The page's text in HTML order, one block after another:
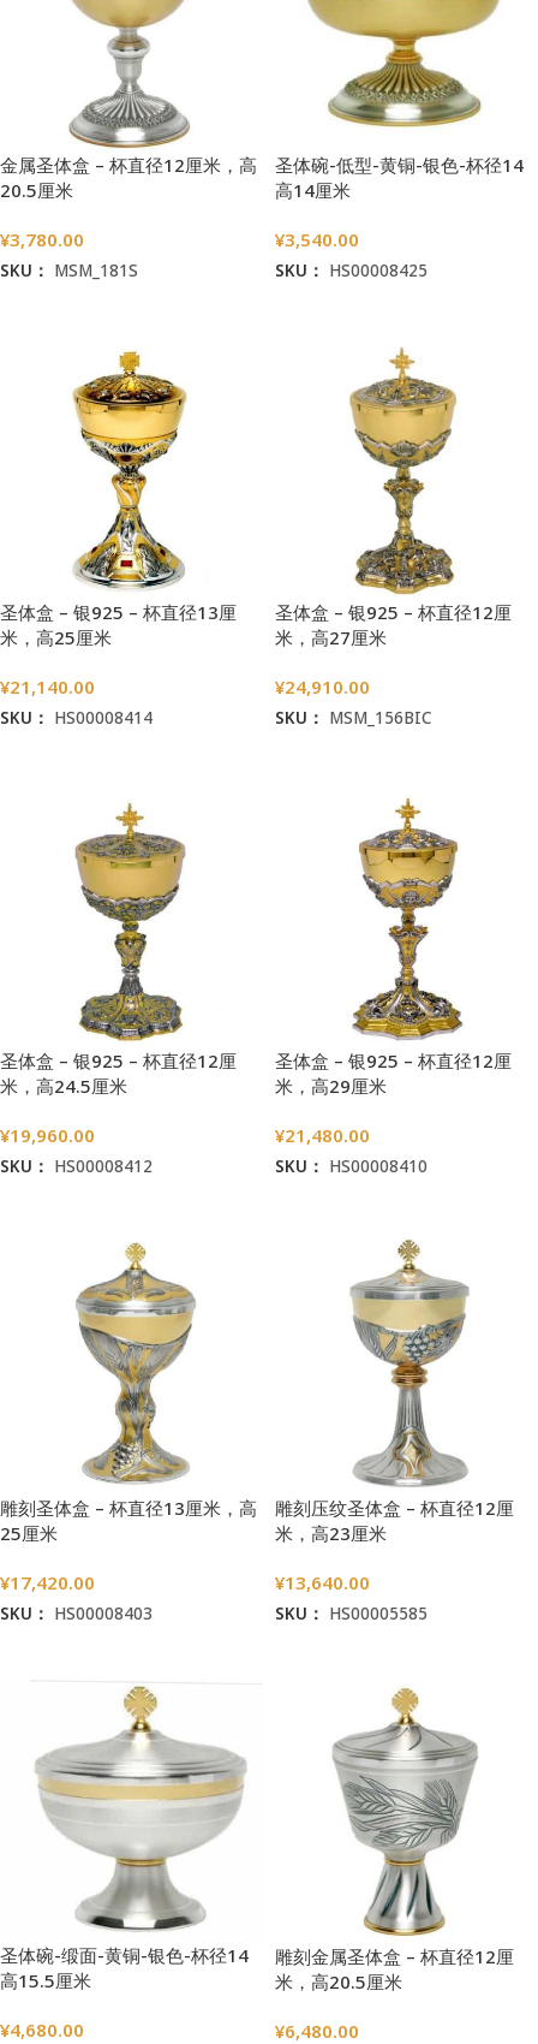
金属圣体盒 – 杯直径12厘米，高
20.5厘米
¥3,780.00
SKU： MSM_181S
圣体碗-低型-黄铜-银色-杯径14
高14厘米
¥3,540.00
SKU： HS00008425
圣体盒 – 银925 – 杯直径13厘
米，高25厘米
¥21,140.00
SKU： HS00008414
圣体盒 – 银925 – 杯直径12厘
米，高27厘米
¥24,910.00
SKU： MSM_156BIC
圣体盒 – 银925 – 杯直径12厘
米，高24.5厘米
¥19,960.00
SKU： HS00008412
圣体盒 – 银925 – 杯直径12厘
米，高29厘米
¥21,480.00
SKU： HS00008410
雕刻圣体盒 – 杯直径13厘米，高
25厘米
¥17,420.00
SKU： HS00008403
雕刻压纹圣体盒 – 杯直径12厘
米，高23厘米
¥13,640.00
SKU： HS00005585
圣体碗-缎面-黄铜-银色-杯径14
高15.5厘米
¥4,680.00
雕刻金属圣体盒 – 杯直径12厘
米，高20.5厘米
¥6,480.00